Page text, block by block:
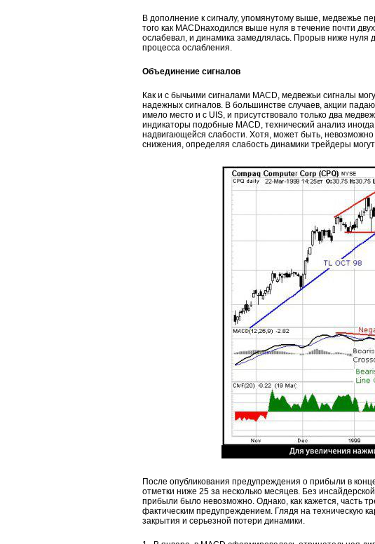
В дополнение к сигналу, упомянутому выше, медвежье
того как MACDнаходился выше нуля в течение почти
ослабевал, и динамика замедлялась. Прорыв ниже нуля
процесса ослабления.
Объединение сигналов
Как и с бычьими сигналами MACD, медвежьи сигналы
надежных сигналов. В большинстве случаев, акции
имело место и с UIS, и присутствовало только два
индикаторы подобные MACD, технический анализ
надвигающейся слабости. Хотя, может быть,
снижения, определяя слабость динамики трейдеры
После опубликования предупреждения о прибыли в
отметки ниже 25 за несколько месяцев. Без
прибыли было невозможно. Однако, как кажется, часть
фактическим предупреждением. Глядя на техническую
закрытия и серьезной потери динамики.